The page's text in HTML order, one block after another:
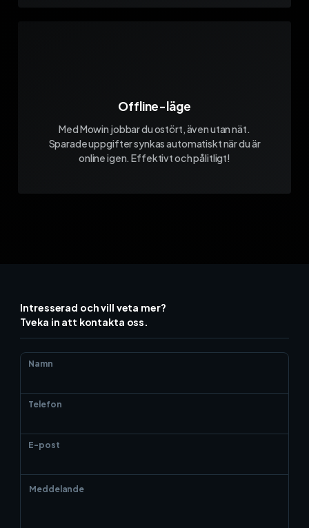
Offline-läge
Med Mowin jobbar du ostört, även utan nät.
Sparade uppgifter synkas automatiskt när du är
online igen. Effektivt och pålitligt!
Intresserad och vill veta mer?
Tveka in att kontakta oss.
Namn
Telefon
E-post